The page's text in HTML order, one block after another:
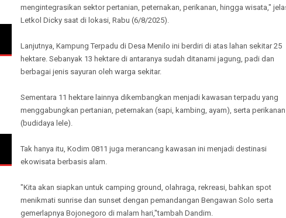
mengintegrasikan sektor pertanian, peternakan, perikanan, hingga wisata,"
Letkol Dicky saat di lokasi, Rabu (6/8/2025).
Lanjutnya, Kampung Terpadu di Desa Menilo ini berdiri di atas lahan sekitar 25
hektare. Sebanyak 13 hektare di antaranya sudah ditanami jagung, padi dan
berbagai jenis sayuran oleh warga sekitar.
Sementara 11 hektare lainnya dikembangkan menjadi kawasan terpadu yang
menggabungkan pertanian, peternakan (sapi, kambing, ayam), serta perikanan
(budidaya lele).
Tak hanya itu, Kodim 0811 juga merancang kawasan ini menjadi destinasi
ekowisata berbasis alam.
"Kita akan siapkan untuk camping ground, olahraga, rekreasi, bahkan spot
menikmati sunrise dan sunset dengan pemandangan Bengawan Solo serta
gemerlapnya Bojonegoro di malam hari,"tambah Dandim.